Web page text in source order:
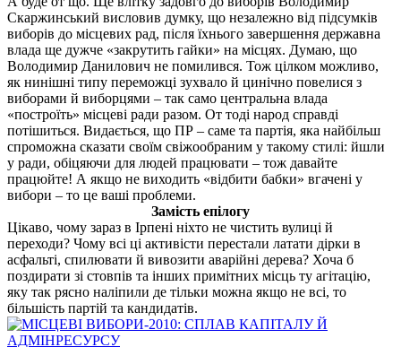
Скаржинський висловив думку, що незалежно від підсумків
виборів до місцевих рад, після їхнього завершення державна
влада ще дужче «закрутить гайки» на місцях. Думаю, що
Володимир Данилович не помилився. Тож цілком можливо,
як нинішні типу переможці зухвало й цинічно повелися з
виборами й виборцями – так само центральна влада
«построїть» місцеві ради разом. От тоді народ справді
потішиться. Видається, що ПР – саме та партія, яка найбільш
спроможна сказати своїм свіжообраним у такому стилі: йшли
у ради, обіцяючи для людей працювати – тож давайте
працюйте! А якщо не виходить «відбити бабки» вгачені у
вибори – то це ваші проблеми.
Замість епілогу
Цікаво, чому зараз в Ірпені ніхто не чистить вулиці й
переходи? Чому всі ці активісти перестали латати дірки в
асфальті, спилювати й вивозити аварійні дерева? Хоча б
поздирати зі стовпів та інших примітних місць ту агітацію,
яку так рясно наліпили де тільки можна якщо не всі, то
більшість партій та кандидатів.